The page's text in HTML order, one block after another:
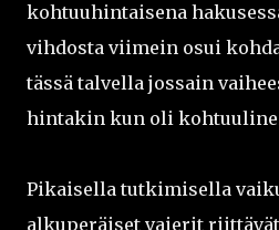
kohtuuhintaisena
vihdosta viimein osui
tässä talvella jossain
hintakin kun oli
Pikaisella tutkimisella
alkuperäiset vaierit